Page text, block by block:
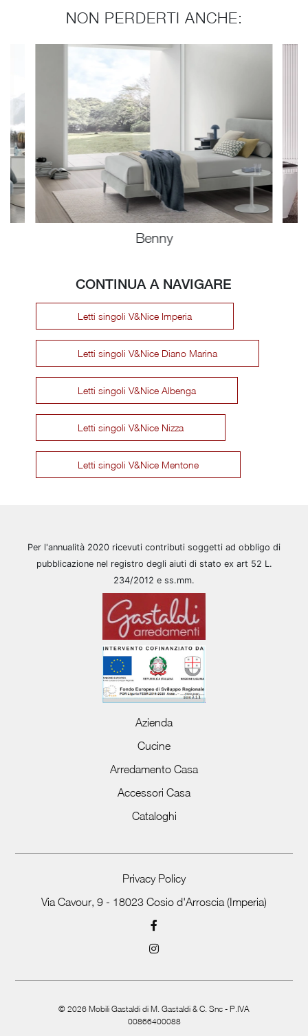
NON PERDERTI ANCHE:
Benny
CONTINUA A NAVIGARE
Letti singoli V&Nice Imperia
Letti singoli V&Nice Diano Marina
Letti singoli V&Nice Albenga
Letti singoli V&Nice Nizza
Letti singoli V&Nice Mentone
Per l'annualità 2020 ricevuti contributi soggetti ad obbligo di
pubblicazione nel registro degli aiuti di stato ex art 52 L.
234/2012 e ss.mm.
Azienda
Cucine
Arredamento Casa
Accessori Casa
Cataloghi
Privacy Policy
Via Cavour, 9 - 18023 Cosio d'Arroscia (Imperia)
© 2026 Mobili Gastaldi di M. Gastaldi & C. Snc - P.IVA
00866400088